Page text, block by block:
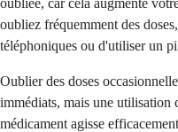
oubliez fréquemment des
téléphoniques ou d'utiliser un
Oublier des doses
immédiats, mais une utilisation
médicament agisse